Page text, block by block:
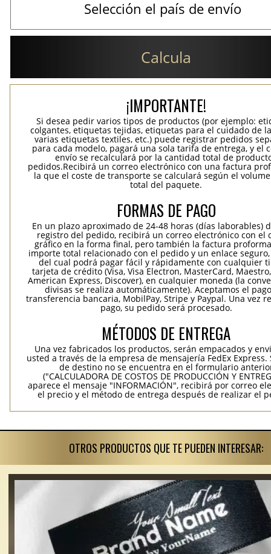
Calcula
¡IMPORTANTE!
Si desea pedir varios tipos de productos (por ejemplo:
colgantes, etiquetas tejidas, etiquetas para el cuidado de
varias etiquetas textiles, etc.) puede registrar pedidos
para cada modelo, pagará una sola tarifa de entrega, y el
envío se recalculará por la cantidad total de
pedidos.Recibirá un correo electrónico con una factura
la que el coste de transporte se calculará según el
total del paquete.
FORMAS DE PAGO
En un plazo aproximado de 24-48 horas (días laborables)
registro del pedido, recibirá un correo electrónico con el
gráfico en la forma final, pero también la factura
importe total relacionado con el pedido y un enlace
del cual podrá pagar fácil y rápidamente con cualquier
tarjeta de crédito (Visa, Visa Electron, MasterCard,
American Express, Discover), en cualquier moneda (la
divisas se realiza automáticamente). Aceptamos el
transferencia bancaria, MobilPay, Stripe y Paypal. Una vez
pago, su pedido será procesado.
MÉTODOS DE ENTREGA
Una vez fabricados los productos, serán empacados y
usted a través de la empresa de mensajería FedEx Express.
de destino no se encuentra en el formulario
("CALCULADORA DE COSTOS DE PRODUCCIÓN Y
aparece el mensaje "INFORMACIÓN", recibirá por correo
el precio y el método de entrega después de realizar el
OTROS PRODUCTOS QUE TE PUEDEN INTERESAR: